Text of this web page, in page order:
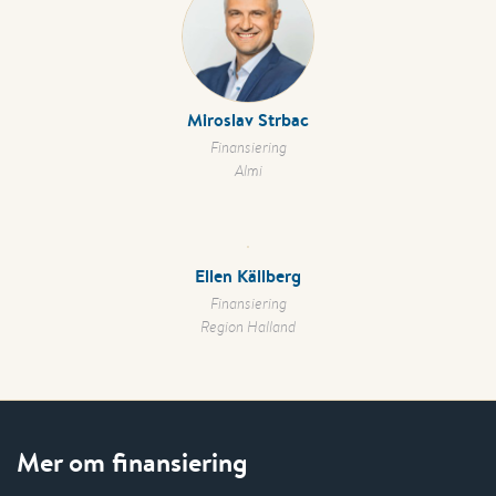
Miroslav Strbac
Finansiering
Almi
Ellen Källberg
Finansiering
Region Halland
Mer om finansiering